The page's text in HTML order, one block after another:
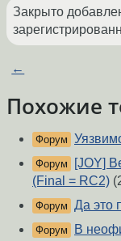
Закрыто
←
Похожие
Форум
Форум
[JOY]
(Final = RC2)
Форум Да это
Форум
В